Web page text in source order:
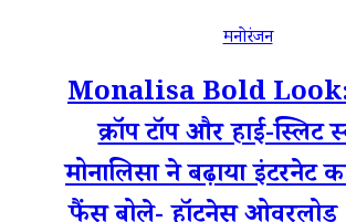
मनोरंजन
Monalisa Bold Look:
क्रॉप टॉप और हाई-स्लिट
मोनालिसा ने बढ़ाया इंटरनेट